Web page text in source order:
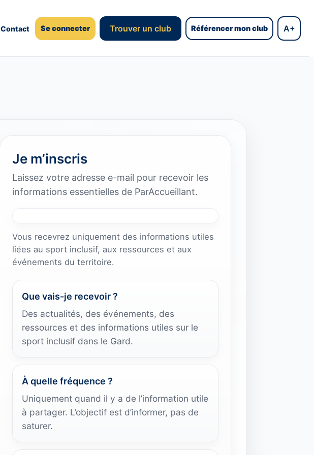
Contact Se connecter Trouver un club Référencer mon club A+
Je m’inscris
Laissez votre adresse e-mail pour recevoir les
informations essentielles de ParAccueillant.
Vous recevrez uniquement des informations utiles
liées au sport inclusif, aux ressources et aux
événements du territoire.
Que vais-je recevoir ?
Des actualités, des événements, des
ressources et des informations utiles sur le
sport inclusif dans le Gard.
À quelle fréquence ?
Uniquement quand il y a de l’information utile
à partager. L’objectif est d’informer, pas de
saturer.